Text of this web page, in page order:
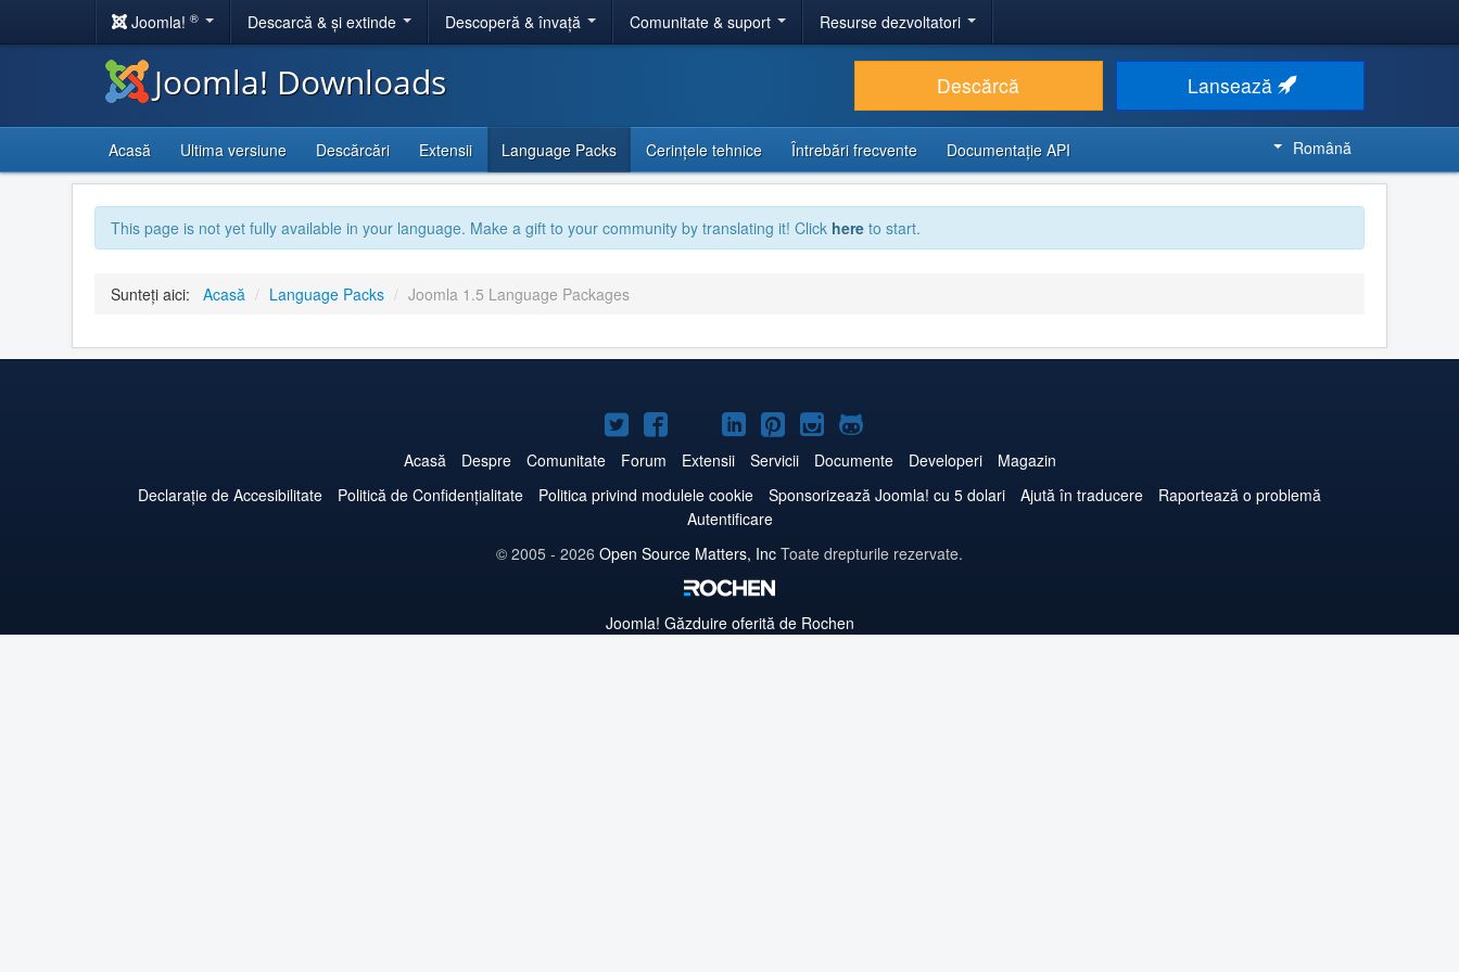
Joomla! ® Descarcă & și extinde Descoperă & învață Comunitate & suport Resurse dezvoltatori
Joomla! Downloads Descărcă Lansează
Acasă Ultima versiune Descărcări Extensii Language Packs Cerințele tehnice Întrebări frecvente Documentaţie API Română
This page is not yet fully available in your language. Make a gift to your community by translating it! Click here to start.
Sunteți aici: Acasă / Language Packs / Joomla 1.5 Language Packages
Joomla!
pe
Twitter
Joomla!
pe
Facebook
Joomla!
pe
YouTube
Joomla!
pe
LinkedIn
Joomla!
pe
Pinterest
Joomla!
pe
Instagram
Joomla!
pe
GitHub
Acasă Despre Comunitate Forum Extensii Servicii Documente Developeri
Magazin
Declarație de Accesibilitate
Politică de Confidențialitate Politica privind modulele cookie Sponsorizează Joomla! cu 5 dolari Ajută în traducere
Raportează o problemă
Autentificare
© 2005 - 2026 Open Source Matters, Inc Toate drepturile rezervate.
Joomla! Găzduire oferită de Rochen